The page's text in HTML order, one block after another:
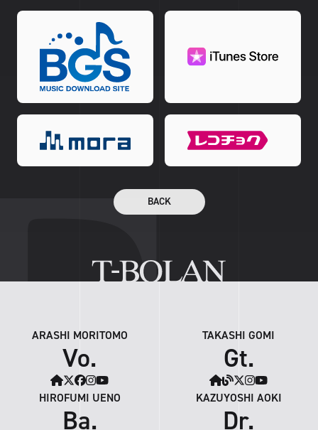
BACK
ARASHI MORITOMO
Vo.
TAKASHI GOMI
Gt.
HIROFUMI UENO
Ba.
KAZUYOSHI AOKI
Dr.